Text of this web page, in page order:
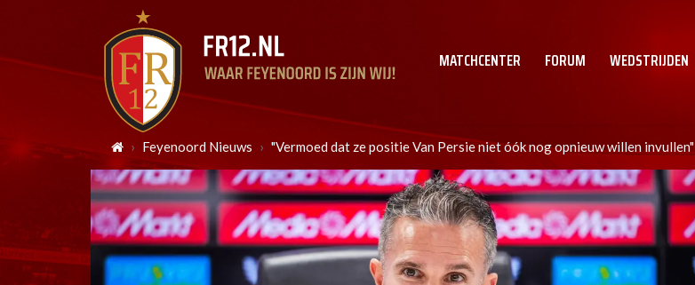
MATCHCENTER FORUM WEDSTRIJDEN
Feyenoord Nieuws "Vermoed dat ze positie Van Persie niet óók nog opnieuw willen invullen"